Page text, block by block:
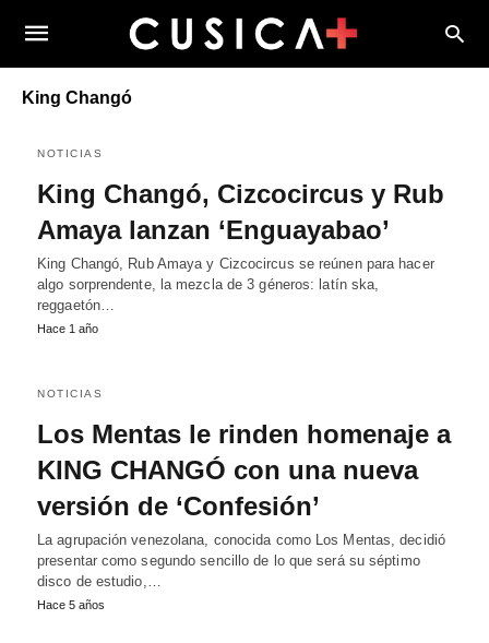
King Changó
NOTICIAS
King Changó, Cizcocircus y Rub
Amaya lanzan ‘Enguayabao’
King Changó, Rub Amaya y Cizcocircus se reúnen para hacer
algo sorprendente, la mezcla de 3 géneros: latín ska,
reggaetón…
Hace 1 año
NOTICIAS
Los Mentas le rinden homenaje a
KING CHANGÓ con una nueva
versión de ‘Confesión’
La agrupación venezolana, conocida como Los Mentas, decidió
presentar como segundo sencillo de lo que será su séptimo
disco de estudio,…
Hace 5 años